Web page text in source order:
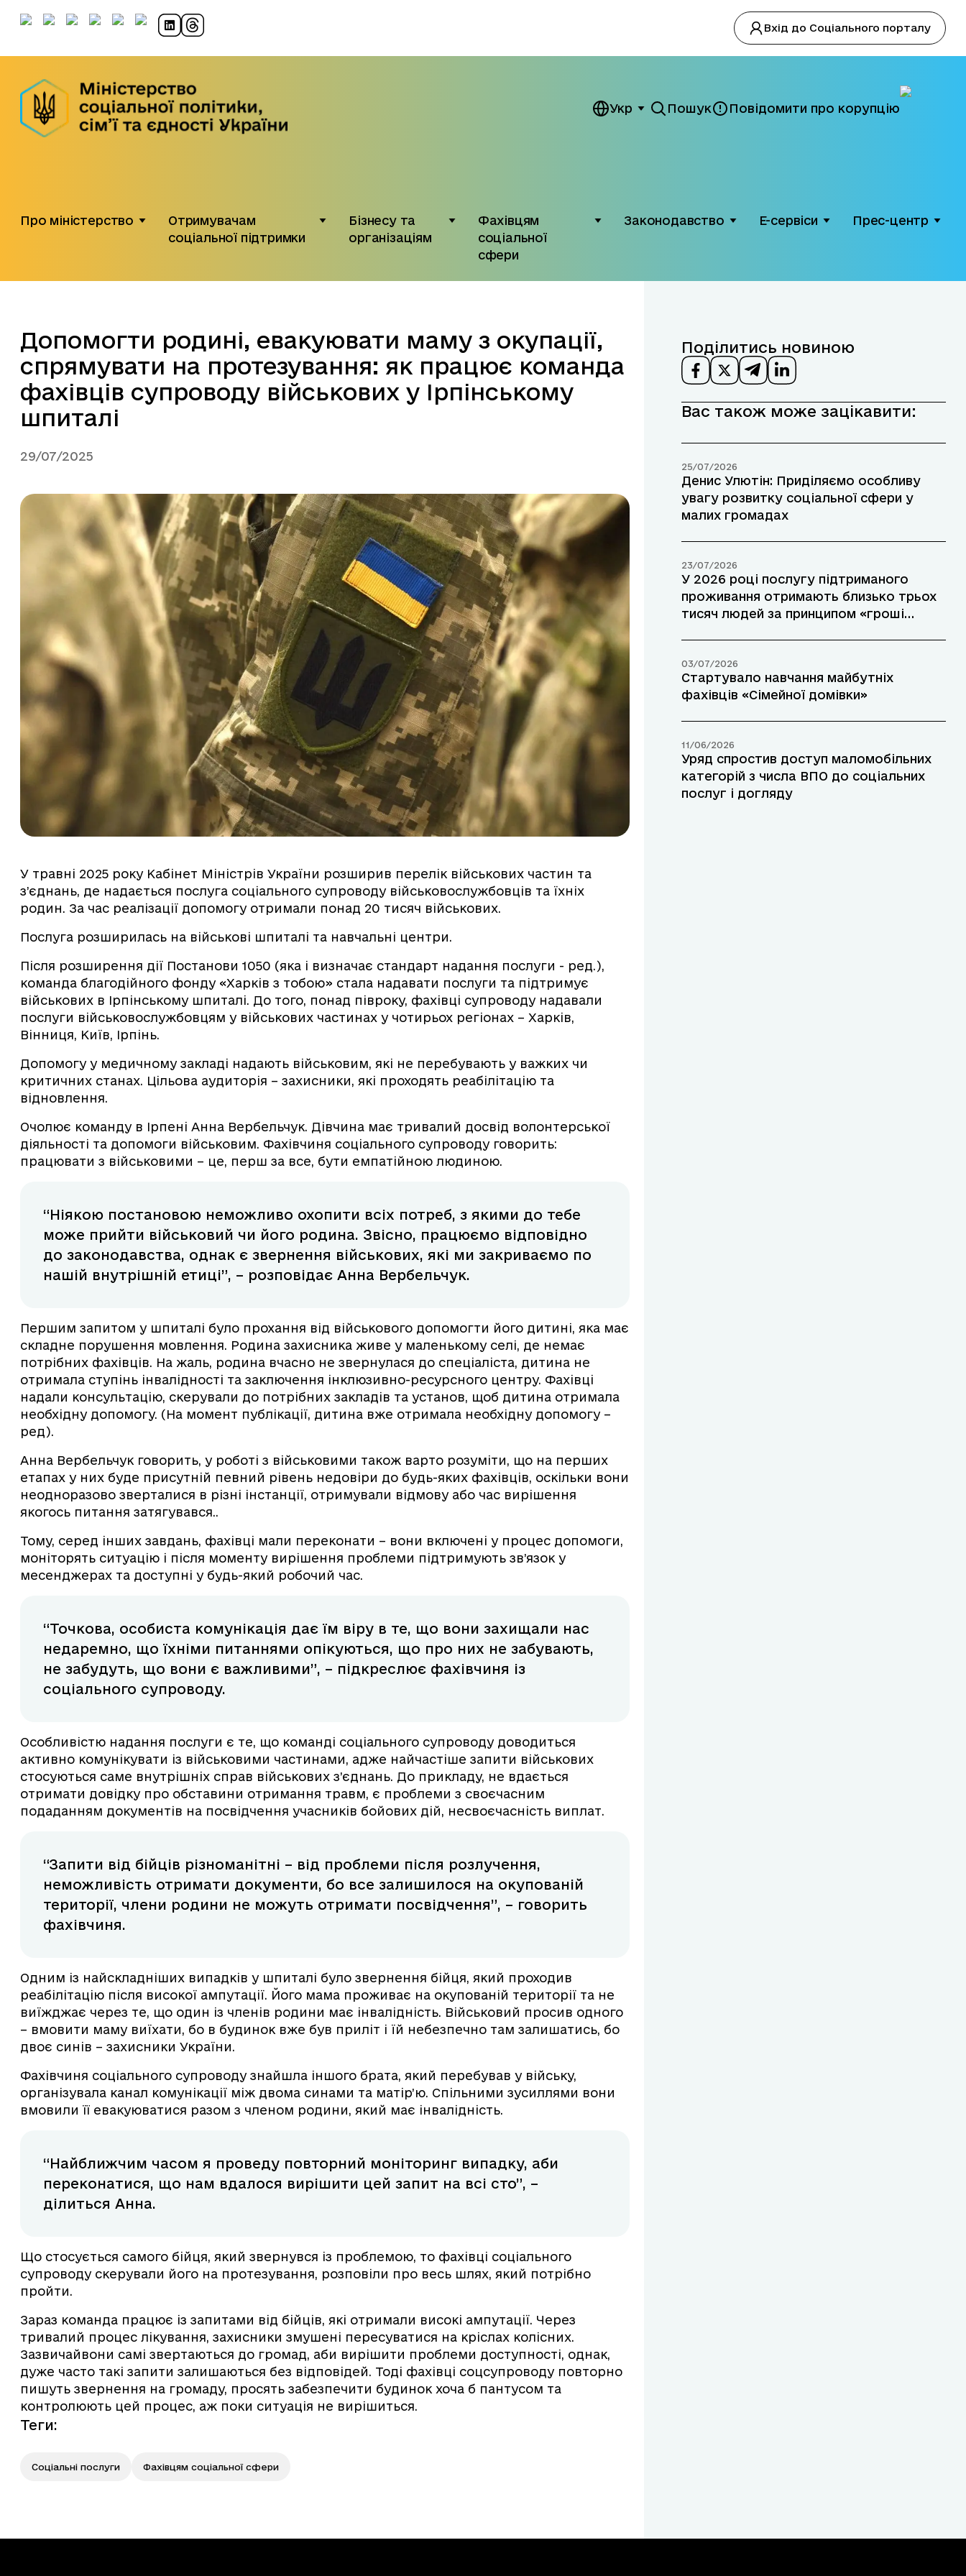
Вхід до Соціального порталу
Укр Пошук Повідомити про корупцію
Про міністерство
Отримувачам
соціальної підтримки
Бізнесу та
організаціям
Фахівцям
соціальної
сфери
Законодавство Е-сервіси Прес-центр
Допомогти родині, евакуювати маму з окупації,
спрямувати на протезування: як працює команда
фахівців супроводу військових у Ірпінському
шпиталі
29/07/2025
У травні 2025 року Кабінет Міністрів України розширив перелік військових частин та
з’єднань, де надається послуга соціального супроводу військовослужбовців та їхніх
родин. За час реалізації допомогу отримали понад 20 тисяч військових.
Послуга розширилась на військові шпиталі та навчальні центри.
Після розширення дії Постанови 1050 (яка і визначає стандарт надання послуги - ред.),
команда благодійного фонду «Харків з тобою» стала надавати послуги та підтримує
військових в Ірпінському шпиталі. До того, понад півроку, фахівці супроводу надавали
послуги військовослужбовцям у військових частинах у чотирьох регіонах – Харків,
Вінниця, Київ, Ірпінь.
Допомогу у медичному закладі надають військовим, які не перебувають у важких чи
критичних станах. Цільова аудиторія – захисники, які проходять реабілітацію та
відновлення.
Очолює команду в Ірпені Анна Вербельчук. Дівчина має тривалий досвід волонтерської
діяльності та допомоги військовим. Фахівчиня соціального супроводу говорить:
працювати з військовими – це, перш за все, бути емпатійною людиною.
“Ніякою постановою неможливо охопити всіх потреб, з якими до тебе
може прийти військовий чи його родина. Звісно, працюємо відповідно
до законодавства, однак є звернення військових, які ми закриваємо по
нашій внутрішній етиці”, – розповідає Анна Вербельчук.
Першим запитом у шпиталі було прохання від військового допомогти його дитині, яка має
складне порушення мовлення. Родина захисника живе у маленькому селі, де немає
потрібних фахівців. На жаль, родина вчасно не звернулася до спеціаліста, дитина не
отримала ступінь інвалідності та заключення інклюзивно-ресурсного центру. Фахівці
надали консультацію, скерували до потрібних закладів та установ, щоб дитина отримала
необхідну допомогу. (На момент публікації, дитина вже отримала необхідну допомогу –
ред).
Анна Вербельчук говорить, у роботі з військовими також варто розуміти, що на перших
етапах у них буде присутній певний рівень недовіри до будь-яких фахівців, оскільки вони
неодноразово зверталися в різні інстанції, отримували відмову або час вирішення
якогось питання затягувався..
Тому, серед інших завдань, фахівці мали переконати – вони включені у процес допомоги,
моніторять ситуацію і після моменту вирішення проблеми підтримують зв’язок у
месенджерах та доступні у будь-який робочий час.
“Точкова, особиста комунікація дає їм віру в те, що вони захищали нас
недаремно, що їхніми питаннями опікуються, що про них не забувають,
не забудуть, що вони є важливими”, – підкреслює фахівчиня із
соціального супроводу.
Особливістю надання послуги є те, що команді соціального супроводу доводиться
активно комунікувати із військовими частинами, адже найчастіше запити військових
стосуються саме внутрішніх справ військових з’єднань. До прикладу, не вдається
отримати довідку про обставини отримання травм, є проблеми з своєчасним
подаданням документів на посвідчення учасників бойових дій, несвоєчасність виплат.
“Запити від бійців різноманітні – від проблеми після розлучення,
неможливість отримати документи, бо все залишилося на окупованій
території, члени родини не можуть отримати посвідчення”, – говорить
фахівчиня.
Одним із найскладніших випадків у шпиталі було звернення бійця, який проходив
реабілітацію після високої ампутації. Його мама проживає на окупованій території та не
виїжджає через те, що один із членів родини має інвалідність. Військовий просив одного
– вмовити маму виїхати, бо в будинок вже був приліт і їй небезпечно там залишатись, бо
двоє синів – захисники України.
Фахівчиня соціального супроводу знайшла іншого брата, який перебував у війську,
організувала канал комунікації між двома синами та матір’ю. Спільними зусиллями вони
вмовили її евакуюватися разом з членом родини, який має інвалідність.
“Найближчим часом я проведу повторний моніторинг випадку, аби
переконатися, що нам вдалося вирішити цей запит на всі сто”, –
ділиться Анна.
Що стосується самого бійця, який звернувся із проблемою, то фахівці соціального
супроводу скерували його на протезування, розповіли про весь шлях, який потрібно
пройти.
Зараз команда працює із запитами від бійців, які отримали високі ампутації. Через
тривалий процес лікування, захисники змушені пересуватися на кріслах колісних.
Зазвичайвони самі звертаються до громад, аби вирішити проблеми доступності, однак,
дуже часто такі запити залишаються без відповідей. Тоді фахівці соцсупроводу повторно
пишуть звернення на громаду, просять забезпечити будинок хоча б пантусом та
контролюють цей процес, аж поки ситуація не вирішиться.
Теги:
Соціальні послуги Фахівцям соціальної сфери
Поділитись новиною
Вас також може зацікавити:
25/07/2026
Денис Улютін: Приділяємо особливу
увагу розвитку соціальної сфери у
малих громадах
23/07/2026
У 2026 році послугу підтриманого
проживання отримають близько трьох
тисяч людей за принципом «гроші
03/07/2026
Стартувало навчання майбутніх
фахівців «Сімейної домівки»
11/06/2026
Уряд спростив доступ маломобільних
категорій з числа ВПО до соціальних
послуг і догляду